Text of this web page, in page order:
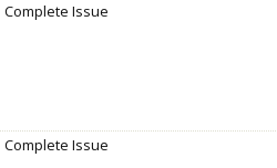
Complete Issue
Complete Issue